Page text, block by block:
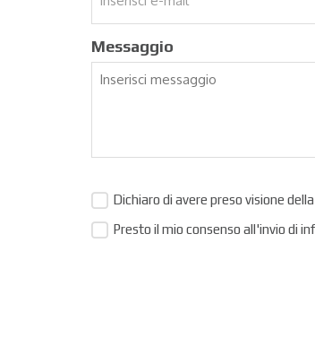
Messaggio
Dichiaro di avere preso visione della
Presto il mio consenso all'invio di